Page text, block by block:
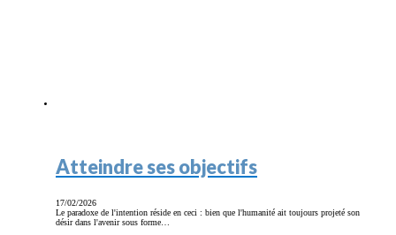
Atteindre ses objectifs
17/02/2026
Le paradoxe de l'intention réside en ceci : bien que l'humanité ait toujours projeté son
désir dans l'avenir sous forme…